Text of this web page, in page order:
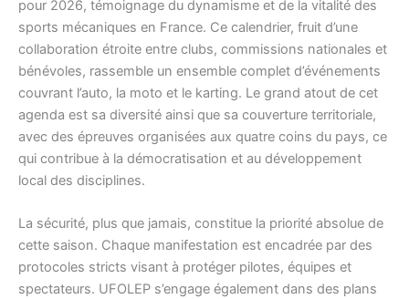
pour 2026, témoignage du dynamisme et de la vitalité des
sports mécaniques en France. Ce calendrier, fruit d’une
collaboration étroite entre clubs, commissions nationales et
bénévoles, rassemble un ensemble complet d’événements
couvrant l’auto, la moto et le karting. Le grand atout de cet
agenda est sa diversité ainsi que sa couverture territoriale,
avec des épreuves organisées aux quatre coins du pays, ce
qui contribue à la démocratisation et au développement
local des disciplines.
La sécurité, plus que jamais, constitue la priorité absolue de
cette saison. Chaque manifestation est encadrée par des
protocoles stricts visant à protéger pilotes, équipes et
spectateurs. UFOLEP s’engage également dans des plans